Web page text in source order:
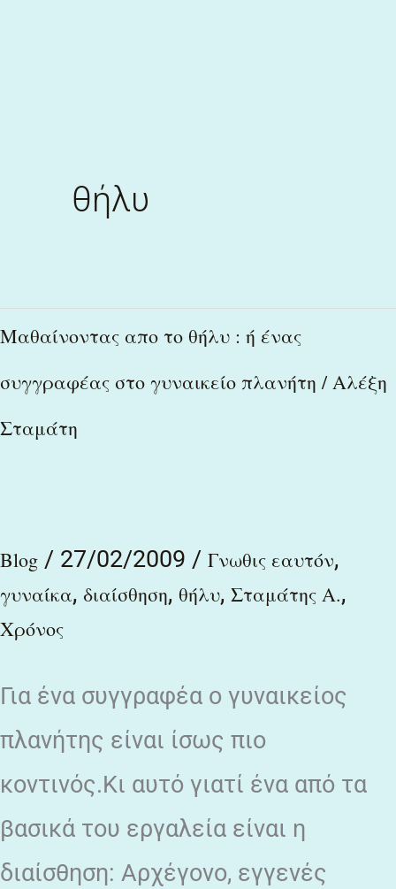
θήλυ
Μαθαίνοντας απο το θήλυ : ή ένας
συγγραφέας στο γυναικείο πλανήτη / Αλέξη
Σταμάτη
Blog / 27/02/2009 / Γνωθις εαυτόν,
γυναίκα, διαίσθηση, θήλυ, Σταμάτης Α.,
Χρόνος
Για ένα συγγραφέα ο γυναικείος
πλανήτης είναι ίσως πιο
κοντινός.Κι αυτό γιατί ένα από τα
βασικά του εργαλεία είναι η
διαίσθηση: Αρχέγονο, εγγενές
Μαθαίνοντας
το
θήλυ
συγγραφέας
στο
γυναικείο
πλανήτη
Αλέξη
Σταμάτη